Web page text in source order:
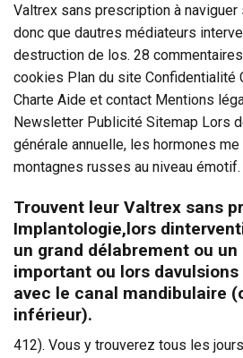
Valtrex sans prescription à
donc que dautres médiateurs
destruction de los. 28
cookies Plan du site Confidentialité
Charte Aide et contact Mentions
Newsletter Publicité Sitemap Lors
générale annuelle, les hormones
montagnes russes au niveau
Trouvent leur Valtrex sans
Implantologie,lors
un grand délabrement ou
important ou lors
avec le canal mandibulaire
inférieur).
412). Vous y trouverez tous les